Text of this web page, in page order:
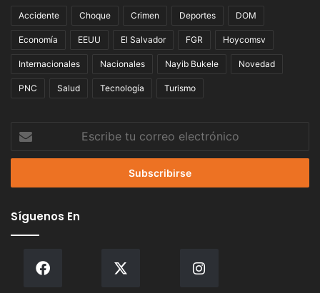
Accidente Choque Crimen Deportes DOM
Economía EEUU El Salvador FGR Hoycomsv
Internacionales Nacionales Nayib Bukele Novedad
PNC Salud Tecnología Turismo
correo
Síguenos En